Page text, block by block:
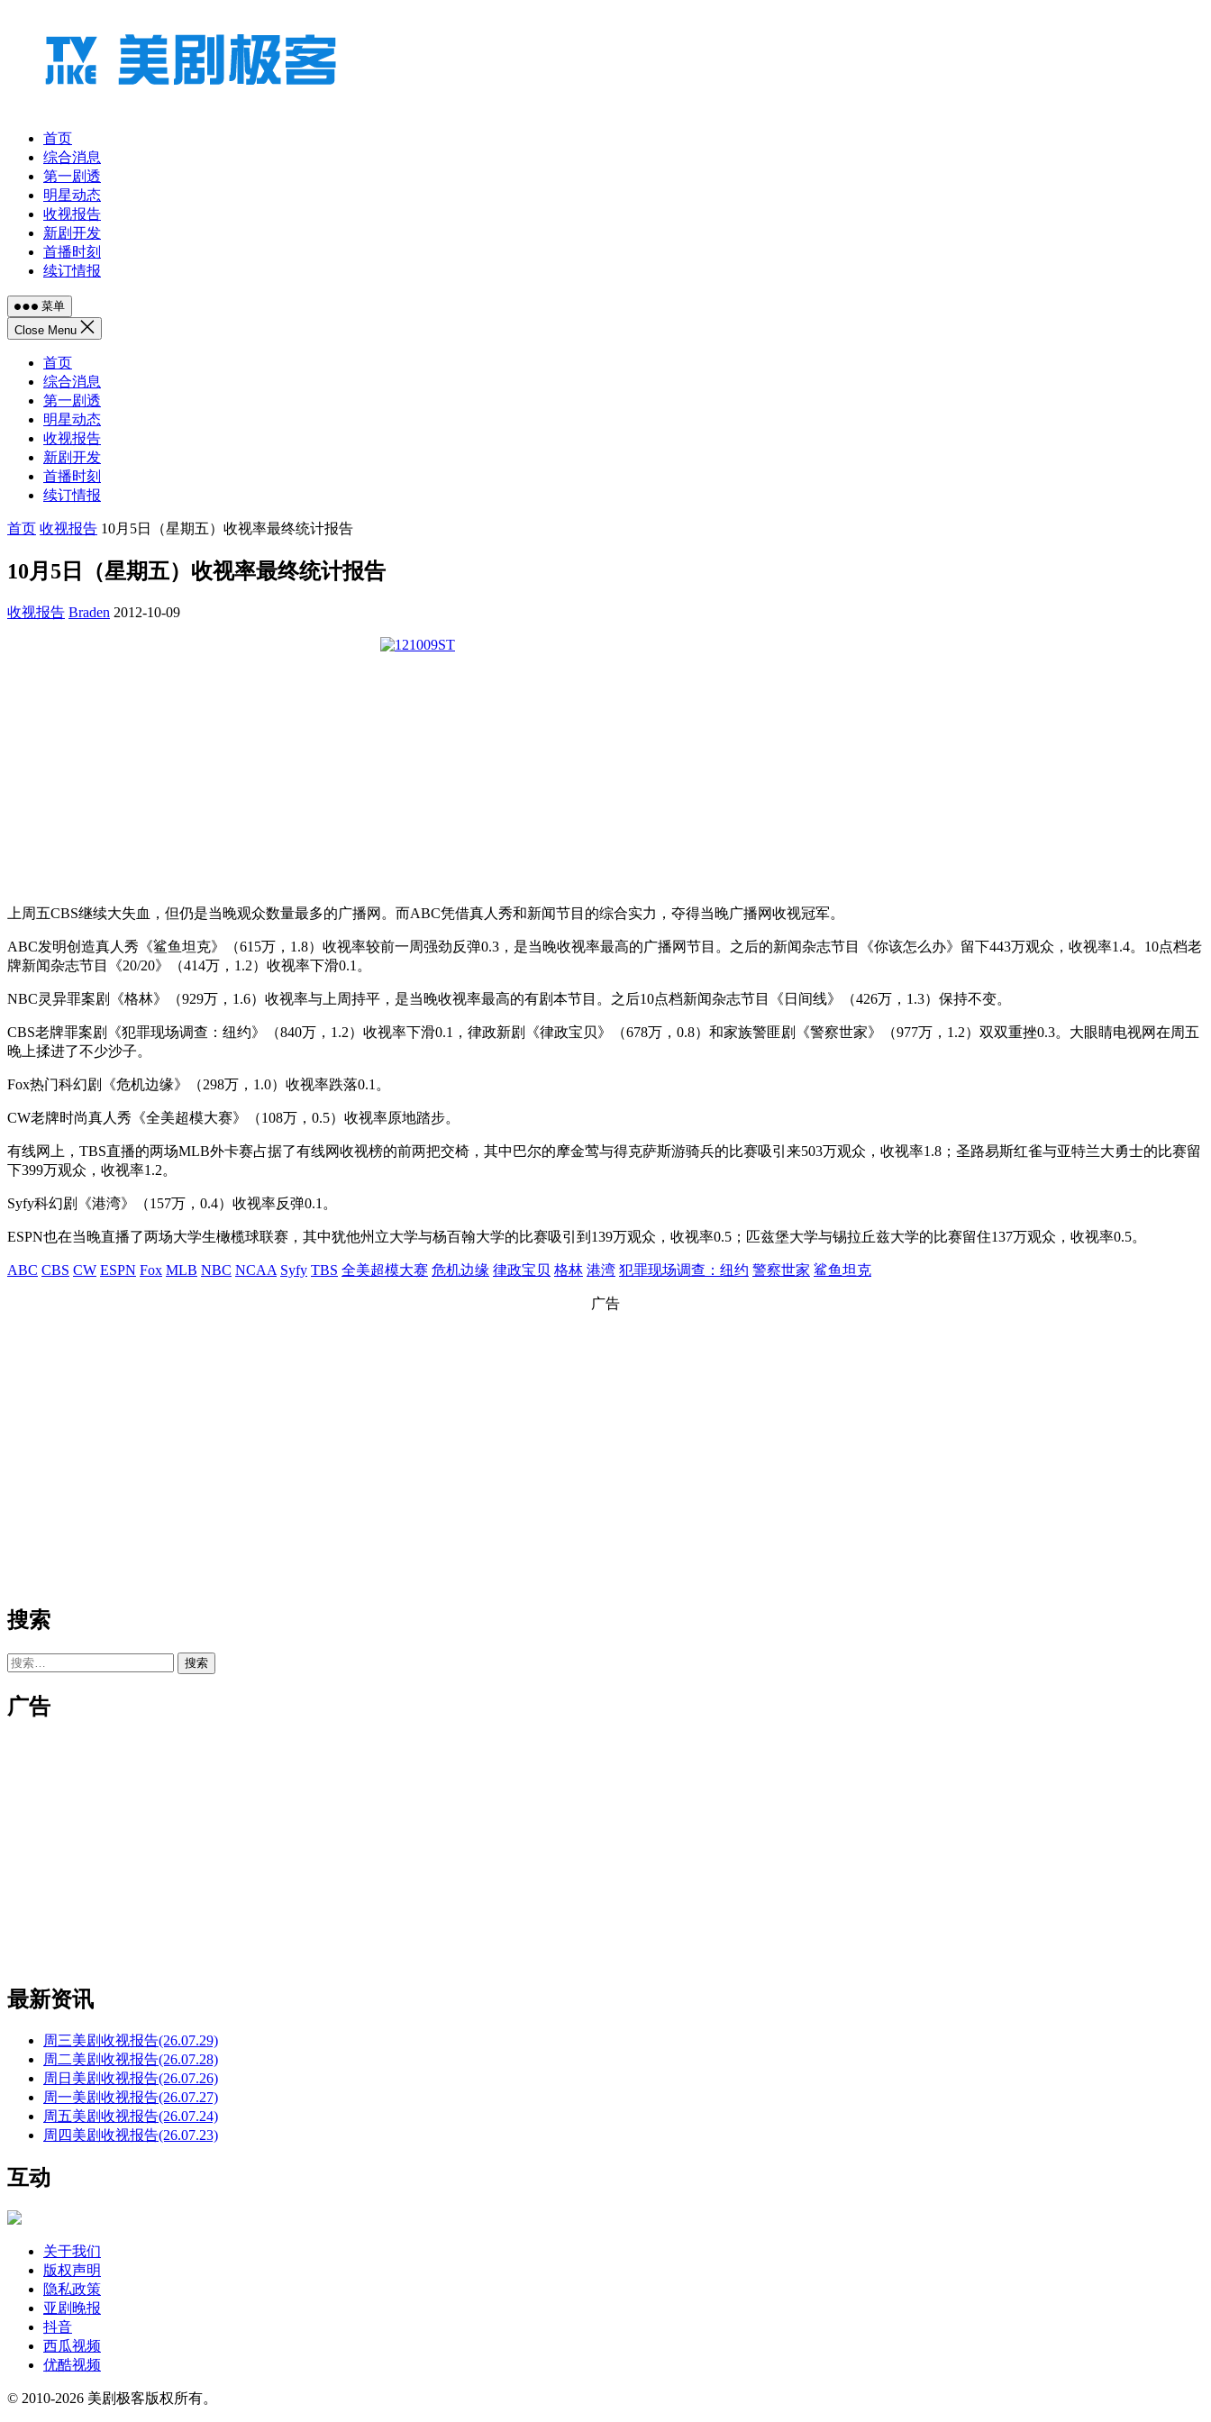
首页
综合消息
第一剧透
明星动态
收视报告
新剧开发
首播时刻
续订情报
菜单
Close Menu
首页
综合消息
第一剧透
明星动态
收视报告
新剧开发
首播时刻
续订情报
首页 收视报告 10月5日（星期五）收视率最终统计报告
10月5日（星期五）收视率最终统计报告
收视报告 Braden 2012-10-09
上周五CBS继续大失血，但仍是当晚观众数量最多的广播网。而ABC凭借真人秀和新闻节目的综合实力，夺得当晚广播网收视冠军。
ABC发明创造真人秀《鲨鱼坦克》（615万，1.8）收视率较前一周强劲反弹0.3，是当晚收视率最高的广播网节目。之后的新闻杂志节目《你该怎么办》留下443万观众，收视率1.4。10点档老
牌新闻杂志节目《20/20》（414万，1.2）收视率下滑0.1。
NBC灵异罪案剧《格林》（929万，1.6）收视率与上周持平，是当晚收视率最高的有剧本节目。之后10点档新闻杂志节目《日间线》（426万，1.3）保持不变。
CBS老牌罪案剧《犯罪现场调查：纽约》（840万，1.2）收视率下滑0.1，律政新剧《律政宝贝》（678万，0.8）和家族警匪剧《警察世家》（977万，1.2）双双重挫0.3。大眼睛电视网在周五
晚上揉进了不少沙子。
Fox热门科幻剧《危机边缘》（298万，1.0）收视率跌落0.1。
CW老牌时尚真人秀《全美超模大赛》（108万，0.5）收视率原地踏步。
有线网上，TBS直播的两场MLB外卡赛占据了有线网收视榜的前两把交椅，其中巴尔的摩金莺与得克萨斯游骑兵的比赛吸引来503万观众，收视率1.8；圣路易斯红雀与亚特兰大勇士的比赛留
下399万观众，收视率1.2。
Syfy科幻剧《港湾》（157万，0.4）收视率反弹0.1。
ESPN也在当晚直播了两场大学生橄榄球联赛，其中犹他州立大学与杨百翰大学的比赛吸引到139万观众，收视率0.5；匹兹堡大学与锡拉丘兹大学的比赛留住137万观众，收视率0.5。
ABC CBS CW ESPN Fox MLB NBC NCAA Syfy TBS 全美超模大赛 危机边缘 律政宝贝 格林 港湾 犯罪现场调查：纽约 警察世家 鲨鱼坦克
广告
搜索
搜
广告
最新资讯
周三美剧收视报告(26.07.29)
周二美剧收视报告(26.07.28)
周日美剧收视报告(26.07.26)
周一美剧收视报告(26.07.27)
周五美剧收视报告(26.07.24)
周四美剧收视报告(26.07.23)
互动
关于我们
版权声明
隐私政策
亚剧晚报
抖音
西瓜视频
优酷视频
© 2010-2026 美剧极客版权所有。